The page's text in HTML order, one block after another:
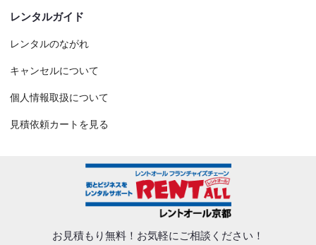
レンタルガイド
レンタルのながれ
キャンセルについて
個人情報取扱について
見積依頼カートを見る
お見積もり無料！ お気軽にご相談ください！